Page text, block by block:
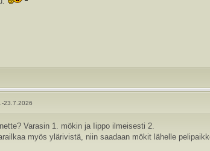
23.7.2026
Varasin 1. mökin ja Iippo ilmeisesti 2.
myös ylärivistä, niin saadaan mökit lähelle